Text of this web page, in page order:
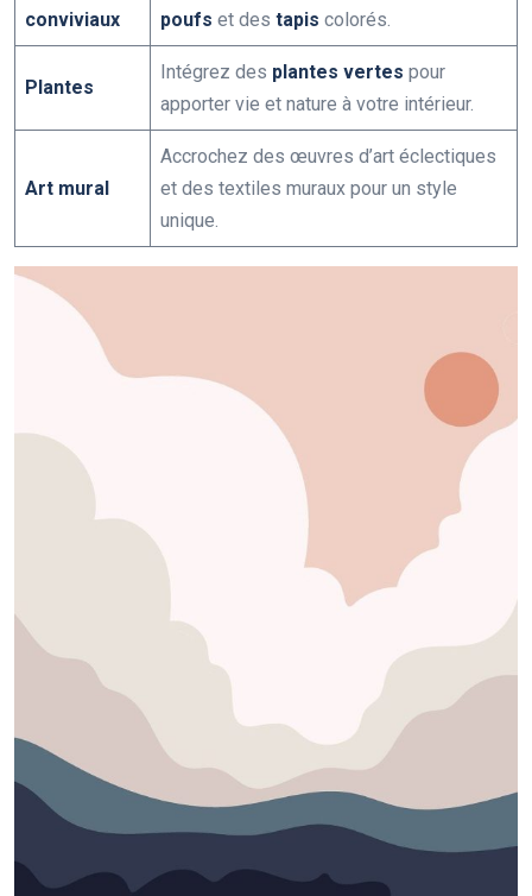
conviviaux
poufs et des tapis colorés.
Plantes
Intégrez des plantes vertes pour
apporter vie et nature à votre intérieur.
Art mural
Accrochez des œuvres d’art éclectiques
et des textiles muraux pour un style
unique.